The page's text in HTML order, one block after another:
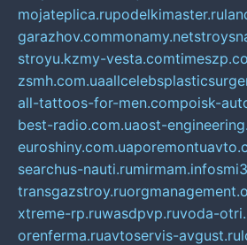
mojateplica.rupodelkimaster.ru
garazhov.commonamy.net
stroyu.kzmy-vesta.com
zsmh.com.ua
all-tattoos-for-men.compoisk-
best-radio.com.uaost-
euroshiny.com.ua
searchus-nauti.rumirmam.info
transgazstroy.ru
xtreme-rp.ruwasdpvp.ruvoda-
orenferma.ruavtoservis-avgust.ru